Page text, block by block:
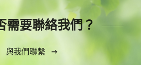
需要聯絡我們？
與我們聯繫